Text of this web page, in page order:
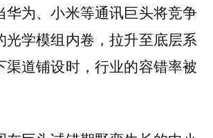
华为、小米等通讯巨头将竞争
光学模组内卷，拉升至底层系
渠道铺设时，行业的容错率被